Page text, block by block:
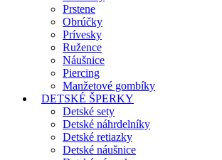
Prstene
Obrúčky
Prívesky
Ružence
Náušnice
Piercing
Manžetové gombíky
DETSKÉ ŠPERKY
Detské sety
Detské náhrdelníky
Detské retiazky
Detské náušnice